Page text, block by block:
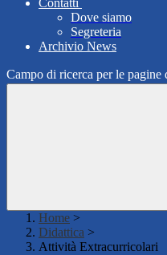
Contatti
Dove siamo
Segreteria
Archivio News
Campo di ricerca per le pagine
Home >
Didattica >
Attività Extracurricolari